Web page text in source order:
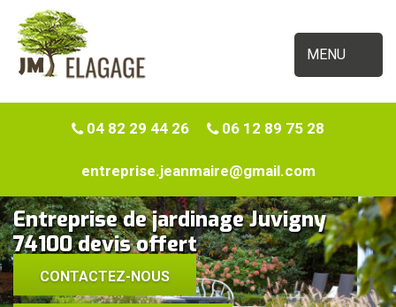
MENU
04 82 29 44 26 06 12 89 75 28
entreprise.jeanmaire@gmail.com
Entreprise de jardinage Juvigny
74100 devis offert
CONTACTEZ-NOUS